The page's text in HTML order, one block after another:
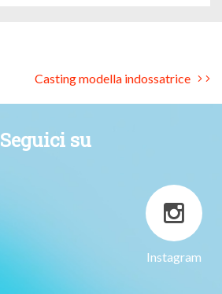
Casting modella indossatrice
Seguici su
Instagram